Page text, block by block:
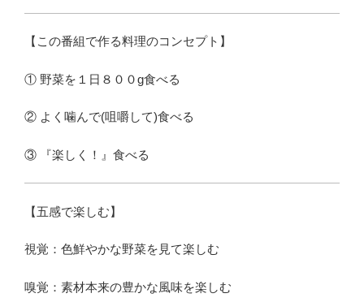
【この番組で作る料理のコンセプト】
① 野菜を１日８００g食べる
② よく噛んで(咀嚼して)食べる
③ 『楽しく！』食べる
【五感で楽しむ】
視覚：色鮮やかな野菜を見て楽しむ
嗅覚：素材本来の豊かな風味を楽しむ